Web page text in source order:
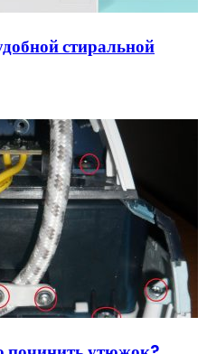
стиральной